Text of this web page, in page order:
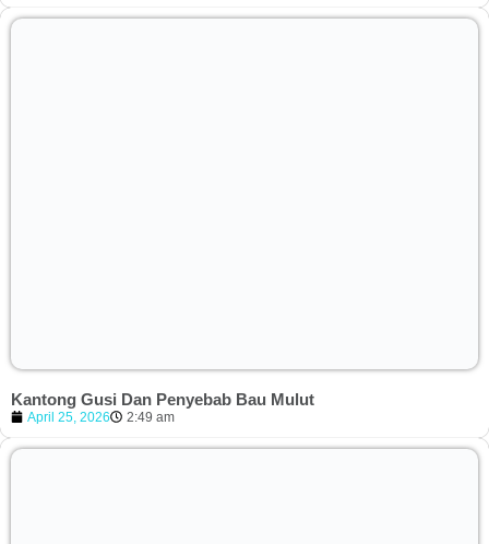
Kantong Gusi Dan Penyebab Bau Mulut
April 25, 2026 2:49 am